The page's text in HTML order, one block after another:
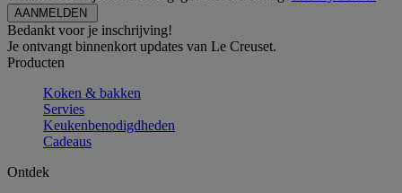
Bedankt voor je inschrijving!
Je ontvangt binnenkort updates van Le Creuset.
Producten
Koken & bakken
Servies
Keukenbenodigdheden
Cadeaus
Ontdek